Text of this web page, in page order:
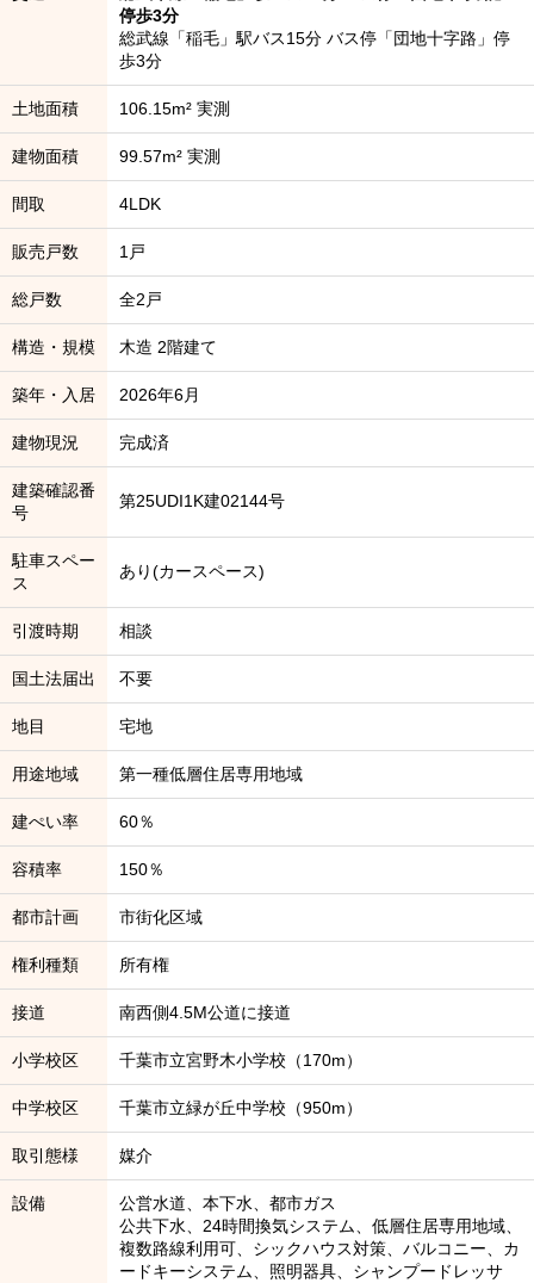
停歩3分
総武線「稲毛」駅バス15分 バス停「団地十字路」停
歩3分
土地面積 106.15m² 実測
建物面積 99.57m² 実測
間取 4LDK
販売戸数 1戸
総戸数 全2戸
構造・規模 木造 2階建て
築年・入居 2026年6月
建物現況 完成済
建築確認番
号
第25UDI1K建02144号
駐車スペー
ス
あり(カースペース)
引渡時期 相談
国土法届出 不要
地目 宅地
用途地域 第一種低層住居専用地域
建ぺい率 60％
容積率 150％
都市計画 市街化区域
権利種類 所有権
接道 南西側4.5M公道に接道
小学校区 千葉市立宮野木小学校（170m）
中学校区 千葉市立緑が丘中学校（950m）
取引態様 媒介
設備
公営水道、本下水、都市ガス
公共下水、24時間換気システム、低層住居専用地域、
複数路線利用可、シックハウス対策、バルコニー、カ
ードキーシステム、照明器具、シャンプードレッサ